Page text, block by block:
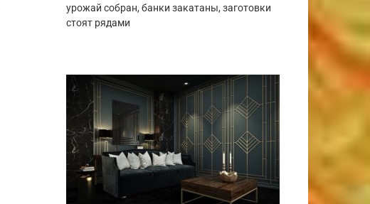
урожай собран, банки закатаны, заготовки
стоят рядами